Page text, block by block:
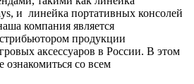
и линейка портативных консолей
компания является
продукции
аксессуаров в России. В этом
ознакомиться со всем